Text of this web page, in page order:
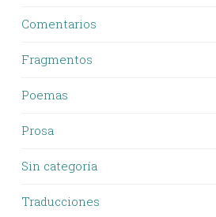
Comentarios
Fragmentos
Poemas
Prosa
Sin categoría
Traducciones